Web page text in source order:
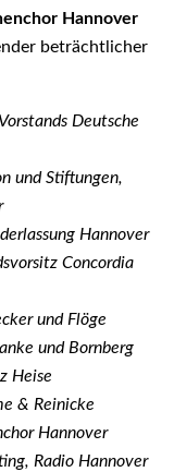
Hannover
beträchtlicher
Deutsche
und Stiftungen,
Hannover
Concordia
und Flöge
und Bornberg
Heise
& Reinicke
Hannover
Radio Hannover